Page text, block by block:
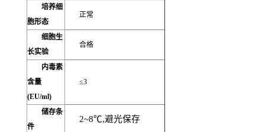
培养细
胞形态
正常
细胞生
长实验
合格
内毒素
含量
(EU/ml)
≤3
储存条
件
2~8℃,避光保存